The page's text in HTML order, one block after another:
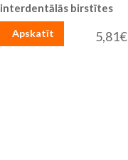
interdentālās birstītes
5,81€
Apskatīt